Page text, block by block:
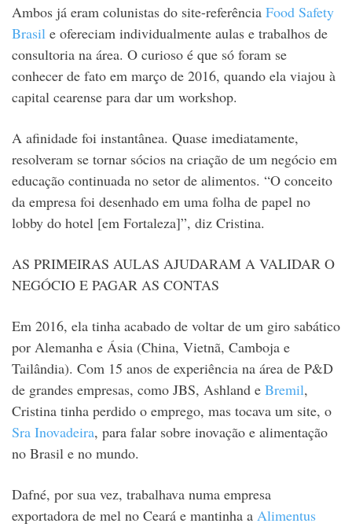
Ambos já eram colunistas do site-referência Food Safety
Brasil e ofereciam individualmente aulas e trabalhos de
consultoria na área. O curioso é que só foram se
conhecer de fato em março de 2016, quando ela viajou à
capital cearense para dar um workshop.
A afinidade foi instantânea. Quase imediatamente,
resolveram se tornar sócios na criação de um negócio em
educação continuada no setor de alimentos. “O conceito
da empresa foi desenhado em uma folha de papel no
lobby do hotel [em Fortaleza]”, diz Cristina.
AS PRIMEIRAS AULAS AJUDARAM A VALIDAR O
NEGÓCIO E PAGAR AS CONTAS
Em 2016, ela tinha acabado de voltar de um giro sabático
por Alemanha e Ásia (China, Vietnã, Camboja e
Tailândia). Com 15 anos de experiência na área de P&D
de grandes empresas, como JBS, Ashland e Bremil,
Cristina tinha perdido o emprego, mas tocava um site, o
Sra Inovadeira, para falar sobre inovação e alimentação
no Brasil e no mundo.
Dafné, por sua vez, trabalhava numa empresa
exportadora de mel no Ceará e mantinha a Alimentus